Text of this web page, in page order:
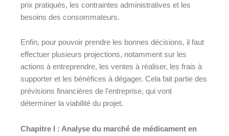
prix pratiqués, les contraintes administratives et les
besoins des consommateurs.
Enfin, pour pouvoir prendre les bonnes décisions, il faut
effectuer plusieurs projections, notamment sur les
actions à entreprendre, les ventes à réaliser, les frais à
supporter et les bénéfices à dégager. Cela fait partie des
prévisions financières de l’entreprise, qui vont
déterminer la viabilité du projet.
Chapitre I : Analyse du marché de médicament en